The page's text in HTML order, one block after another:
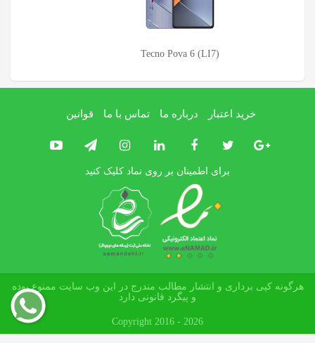
Tecno Pova 6 (LI7)
خرید اعتبار درباره ما تماس با ما قوانین
برای اطمینان بر روی نماد کلیک کنید
هرگونه کپی برداری و انتشار مطالب مندرج در این وب سایت ممنوع بوده
و پیگرد قانونی دارد
Copyright 2016 - 2026